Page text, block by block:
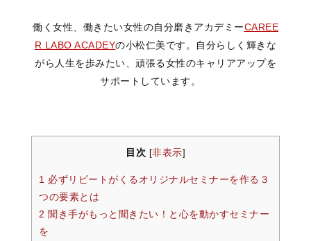
働く女性、働きたい女性の自分磨きアカデミーCAREE
R LABO ACADEYの小松仁美です。自分らしく輝きな
がら人生を歩みたい、頑張る女性のキャリアアップを
サポートしています。
目次 非表示
1 必ずリピートがくるオリジナルセミナーを作る３
つの要素とは
2 聞き手がもっと聞きたい！と心を動かすセミナー
を